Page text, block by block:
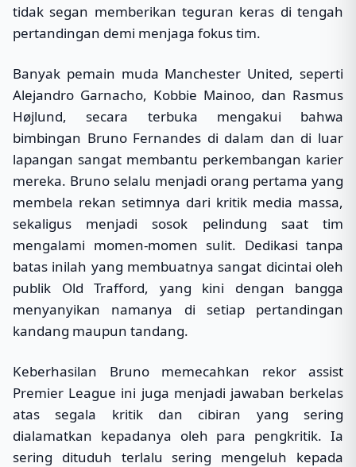
tidak segan memberikan teguran keras di tengah
pertandingan demi menjaga fokus tim.
Banyak pemain muda Manchester United, seperti
Alejandro Garnacho, Kobbie Mainoo, dan Rasmus
Højlund, secara terbuka mengakui bahwa
bimbingan Bruno Fernandes di dalam dan di luar
lapangan sangat membantu perkembangan karier
mereka. Bruno selalu menjadi orang pertama yang
membela rekan setimnya dari kritik media massa,
sekaligus menjadi sosok pelindung saat tim
mengalami momen-momen sulit. Dedikasi tanpa
batas inilah yang membuatnya sangat dicintai oleh
publik Old Trafford, yang kini dengan bangga
menyanyikan namanya di setiap pertandingan
kandang maupun tandang.
Keberhasilan Bruno memecahkan rekor assist
Premier League ini juga menjadi jawaban berkelas
atas segala kritik dan cibiran yang sering
dialamatkan kepadanya oleh para pengkritik. Ia
sering dituduh terlalu sering mengeluh kepada